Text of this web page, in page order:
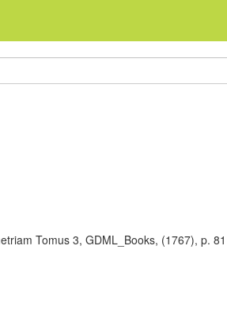
Tomus 3, GDML_Books, (1767), p. 81